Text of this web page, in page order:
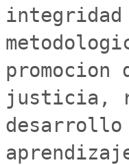
justicia,